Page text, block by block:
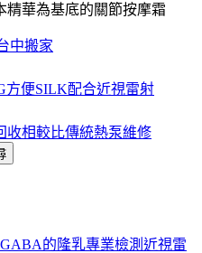
精華為基底的關節按摩霜
中搬家
方便SILK配合近視雷射
收相較比傳統熱泵維修
的隆乳專業檢測近視雷